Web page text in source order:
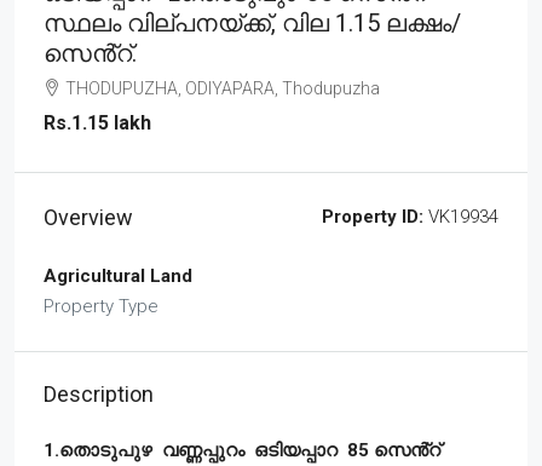
സ്ഥലം വില്പനയ്ക്ക്, വില 1.15 ലക്ഷം/
സെൻ്റ്.
THODUPUZHA, ODIYAPARA, Thodupuzha
Rs.1.15 lakh
Overview Property ID: VK19934
Agricultural Land
Property Type
Description
1.തൊടുപുഴ വണ്ണപ്പുറം ഒടിയപ്പാറ 85 സെൻ്റ്